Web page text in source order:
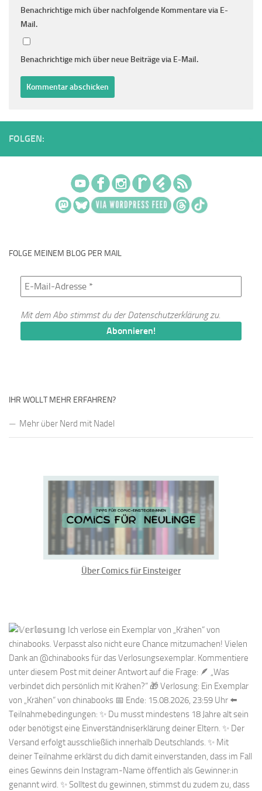
Benachrichtige mich über nachfolgende Kommentare via E-
Mail.
Benachrichtige mich über neue Beiträge via E-Mail.
FOLGEN:
FOLGE MEINEM BLOG PER MAIL
Mit dem Abo stimmst du derDatenschutzerklärungzu.
IHR WOLLT MEHR ERFAHREN?
Mehr über Nerd mit Nadel
Über Comics für Einsteiger